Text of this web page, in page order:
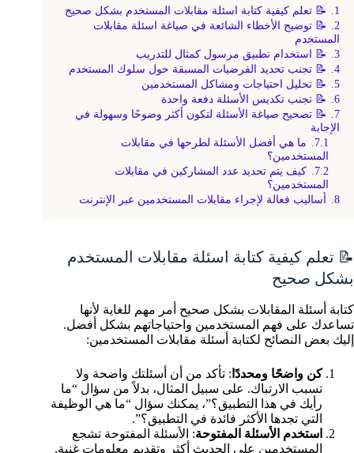
1.
📝 تعلم كيفية كتابة اسئلة مقابلات المستخدم بشكل صحيح
2.
📝 توضيح الأخطاء الشائعة في صياغة اسئلة مقابلات
المستخدم
3.
📝 استخدام تطبيق مرسول كمثال للتدريب
4.
📝 تجنب تحديد الفرضيات المسبقة حول سلوك المستخدم
5.
📝 تحليل احتياجات ومشاكل المستخدمين
6.
📝 تجنب تكديس الأسئلة دفعة واحدة
7.
📝 تصحيح صياغة الأسئلة لتكون أكثر وضوحًا وسهولة في
الإجابة
7.1.
ما هي أفضل الأسئلة لطرحها في مقابلات
المستخدمين؟
7.2.
كيف يتم تحديد عدد المشاركين في مقابلات
المستخدمين؟
8.
أساليب فعالة لإجراء مقابلات المستخدمين عبر الإنترنت
📝 تعلم كيفية كتابة اسئلة مقابلات المستخدم
بشكل صحيح
كتابة أسئلة المقابلات بشكل صحيح أمر مهم للغاية لأنها
تساعدك على فهم المستخدمين واحتياجاتهم بشكل أفضل.
إليك بعض النصائح لكتابة أسئلة مقابلات المستخدمين:
كن واضحًا ومحددًا : تأكد من أن أسئلتك واضحة ولا
تسبب الارتباك. على سبيل المثال، بدلاً من سؤال “ما
رأيك في هذا التطبيق؟”، يمكنك سؤال “ما هي الوظيفة
التي تجدها الأكثر فائدة في التطبيق؟”.
استخدم الأسئلة المفتوحة: الأسئلة المفتوحة تشجع
المستخدمين على الحديث أكثر وتقديم معلومات غنية.